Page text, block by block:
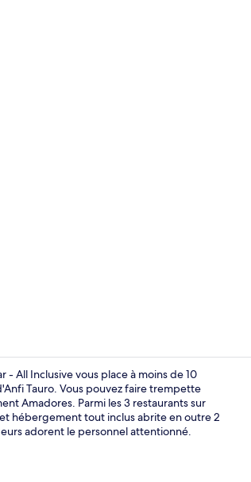
Vue de la
All Inclusive vous place à moins de 10
Tauro. Vous pouvez faire trempette
Amadores. Parmi les 3 restaurants sur
hébergement tout inclus abrite en outre 2
adorent le personnel attentionné.